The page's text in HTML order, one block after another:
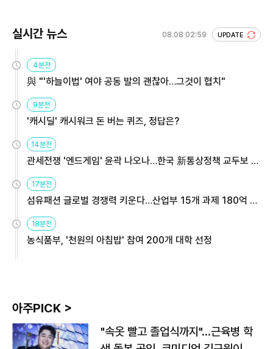
실시간 뉴스 08.08 02:59 UPDATE
4분전
與 "'하늘이법' 여야 공동 발의 괜찮아…그것이 협치"
9분전
'캐시딜' 캐시워크 돈 버는 퀴즈, 정답은?
14분전
관세전쟁 '엔드게임' 윤곽 나오나…한국 新통상정책 교두보 활
용해야
17분전
섬유패션 글로벌 경쟁력 키운다…산업부 15개 과제 180억 지
원
18분전
농식품부, '천원의 아침밥' 참여 200개 대학 선정
아주PICK >
"속옷 빨고 졸업식까지"…근육병 학